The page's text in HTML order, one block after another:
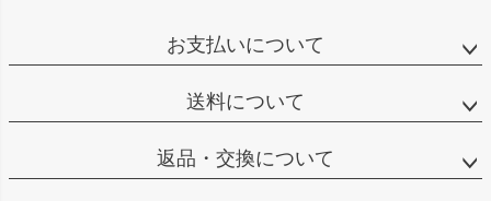
お支払いについて
送料について
返品・交換について